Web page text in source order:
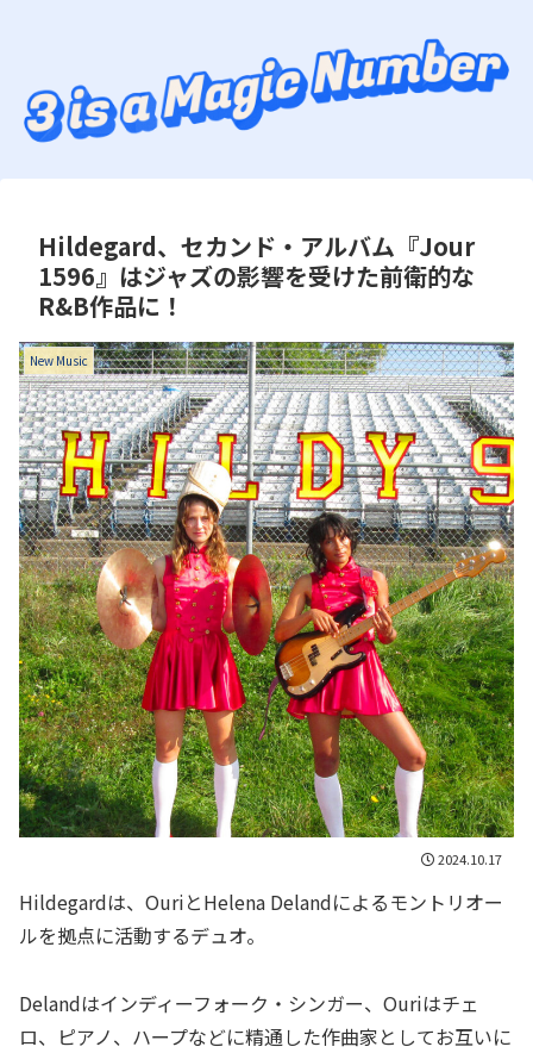
Hildegard、セカンド・アルバム『Jour
1596』はジャズの影響を受けた前衛的な
R&B作品に！
New Music
2024.10.17
Hildegardは、OuriとHelena Delandによるモントリオー
ルを拠点に活動するデュオ。
Delandはインディーフォーク・シンガー、Ouriはチェ
ロ、ピアノ、ハープなどに精通した作曲家としてお互いに